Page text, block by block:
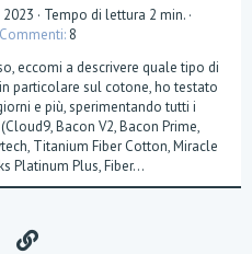
2023
Tempo di lettura 2 min.
Commenti 8
eccomi a descrivere quale tipo di
particolare sul cotone, ho testato
e più, sperimentando tutti i
Bacon V2, Bacon Prime,
Titanium Fiber Cotton, Miracle
Platinum Plus, Fiber...
e-mail